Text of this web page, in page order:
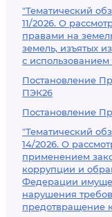
"Тематический
11/2026. О
правами на
земель, изъятых
с использованием
Постановление
ПЭК26
Постановление
"Тематический
14/2026. О
применением
коррупции и
Федерации
нарушения
предотвращение